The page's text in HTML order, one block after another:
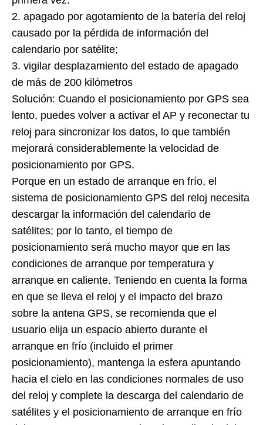
2. apagado por agotamiento de la batería del reloj
causado por la pérdida de información del
calendario por satélite;
3. vigilar desplazamiento del estado de apagado
de más de 200 kilómetros
Solución: Cuando el posicionamiento por GPS sea
lento, puedes volver a activar el AP y reconectar tu
reloj para sincronizar los datos, lo que también
mejorará considerablemente la velocidad de
posicionamiento por GPS.
Porque en un estado de arranque en frío, el
sistema de posicionamiento GPS del reloj necesita
descargar la información del calendario de
satélites; por lo tanto, el tiempo de
posicionamiento será mucho mayor que en las
condiciones de arranque por temperatura y
arranque en caliente. Teniendo en cuenta la forma
en que se lleva el reloj y el impacto del brazo
sobre la antena GPS, se recomienda que el
usuario elija un espacio abierto durante el
arranque en frío (incluido el primer
posicionamiento), mantenga la esfera apuntando
hacia el cielo en las condiciones normales de uso
del reloj y complete la descarga del calendario de
satélites y el posicionamiento de arranque en frío